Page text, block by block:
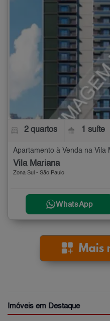
2 quartos 1 suíte
Apartamento à Venda na Vila
Vila Mariana
Zona Sul - São Paulo
WhatsApp
Imóveis em Destaque